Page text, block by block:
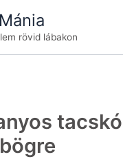
rövid lábakon
tacskó